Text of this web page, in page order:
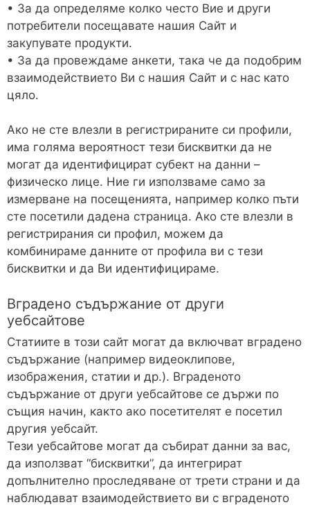
• За да определяме колко често Вие и други
потребители посещавате нашия Сайт и
закупувате продукти.
• За да провеждаме анкети, така че да подобрим
взаимодействието Ви с нашия Сайт и с нас като
цяло.
Ако не сте влезли в регистрираните си профили,
има голяма вероятност тези бисквитки да не
могат да идентифицират субект на данни –
физическо лице. Ние ги използваме само за
измерване на посещенията, например колко пъти
сте посетили дадена страница. Ако сте влезли в
регистрирания си профил, можем да
комбинираме данните от профила ви с тези
бисквитки и да Ви идентифицираме.
Вградено съдържание от други
уебсайтове
Статиите в този сайт могат да включват вградено
съдържание (например видеоклипове,
изображения, статии и др.). Вграденото
съдържание от други уебсайтове се държи по
същия начин, както ако посетителят е посетил
другия уебсайт.
Тези уебсайтове могат да събират данни за вас,
да използват “бисквитки”, да интегрират
допълнително проследяване от трети страни и да
наблюдават взаимодействието ви с вграденото